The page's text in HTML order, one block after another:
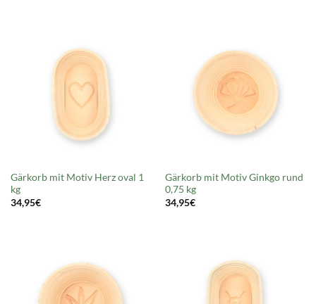
Gärkorb mit Motiv Herz oval 1
kg
34,95€
Gärkorb mit Motiv Ginkgo rund
0,75 kg
34,95€